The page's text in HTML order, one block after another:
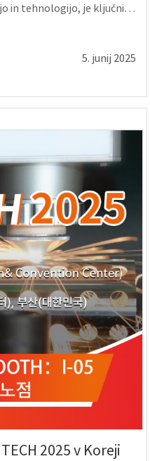
in tehnologijo, je ključni
Zlati l...
5. junij 2025
2025 v Koreji